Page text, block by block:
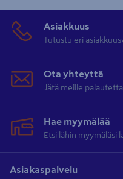
Asiakkuus
Tutustu eri
Ota yhteyttä
Jätä meille
Hae myymälää
Etsi lähin myymäläsi
Asiakaspalvelu